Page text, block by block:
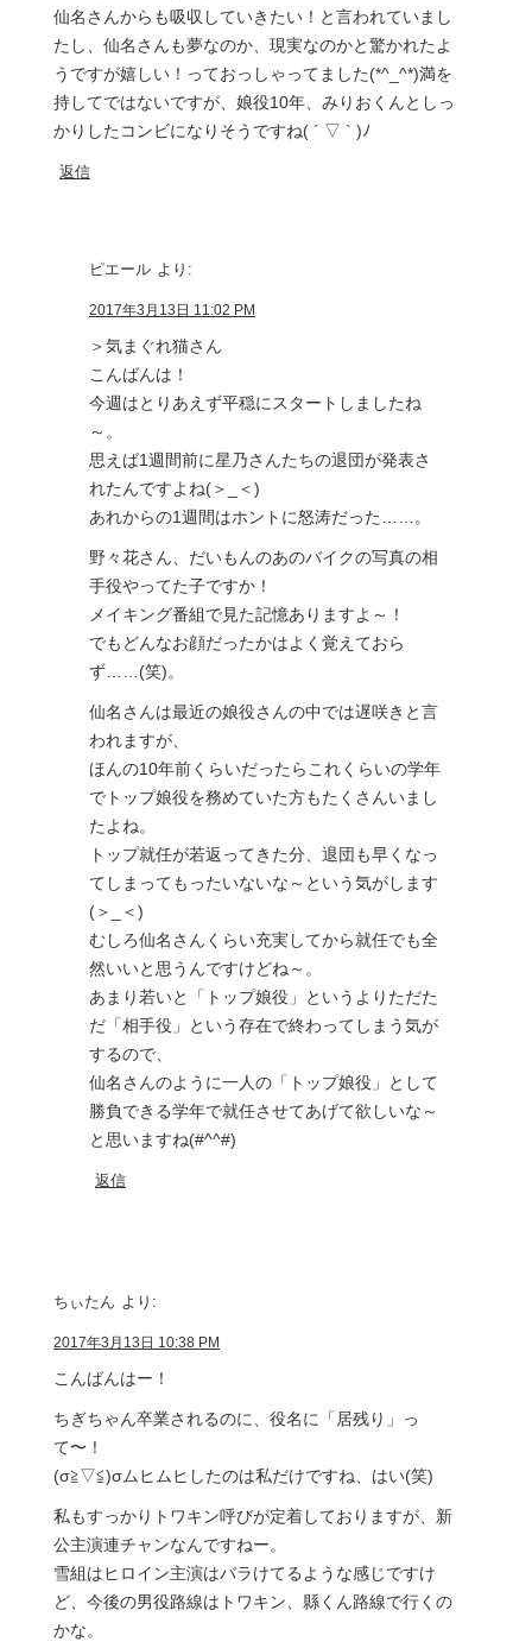
仙名さんからも吸収していきたい！と言われていまし
たし、仙名さんも夢なのか、現実なのかと驚かれたよ
うですが嬉しい！っておっしゃってました(*^_^*)満を
持してではないですが、娘役10年、みりおくんとしっ
かりしたコンビになりそうですね( ´ ▽ ` )ﾉ
返信
ピエール より:
2017年3月13日 11:02 PM
＞気まぐれ猫さん
こんばんは！
今週はとりあえず平穏にスタートしましたね
～。
思えば1週間前に星乃さんたちの退団が発表さ
れたんですよね(＞_＜)
あれからの1週間はホントに怒涛だった……。
野々花さん、だいもんのあのバイクの写真の相
手役やってた子ですか！
メイキング番組で見た記憶ありますよ～！
でもどんなお顔だったかはよく覚えておら
ず……(笑)。
仙名さんは最近の娘役さんの中では遅咲きと言
われますが、
ほんの10年前くらいだったらこれくらいの学年
でトップ娘役を務めていた方もたくさんいまし
たよね。
トップ就任が若返ってきた分、退団も早くなっ
てしまってもったいないな～という気がします
(＞_＜)
むしろ仙名さんくらい充実してから就任でも全
然いいと思うんですけどね～。
あまり若いと「トップ娘役」というよりただた
だ「相手役」という存在で終わってしまう気が
するので、
仙名さんのように一人の「トップ娘役」として
勝負できる学年で就任させてあげて欲しいな～
と思いますね(#^^#)
返信
ちぃたん より:
2017年3月13日 10:38 PM
こんばんはー！
ちぎちゃん卒業されるのに、役名に「居残り」っ
て〜！
(σ≧▽≦)σムヒムヒしたのは私だけですね、はい(笑)
私もすっかりトワキン呼びが定着しておりますが、新
公主演連チャンなんですねー。
雪組はヒロイン主演はバラけてるような感じですけ
ど、今後の男役路線はトワキン、縣くん路線で行くの
かな。